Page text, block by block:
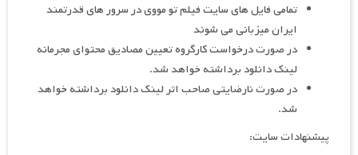
تمامی فایل های سایت فیلم تو مووی در سرور های قدرتمند
ایران میزبانی می شوند
در صورت درخواست کارگروه تعیین مصادیق محتوای مجرمانه
لینک دانلود برداشته خواهد شد.
در صورت نارضایتی صاحب اثر لینک دانلود برداشته خواهد
شد.
پیشنهادات سایت: